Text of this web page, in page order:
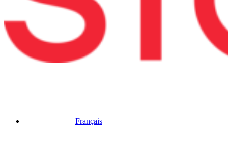
Français